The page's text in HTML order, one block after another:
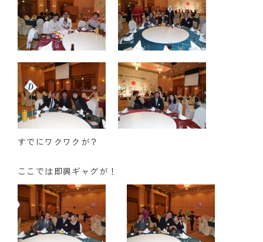
すでにワクワクが？
ここでは即興ギャグが！